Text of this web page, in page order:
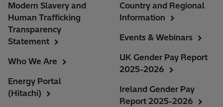
Modern Slavery and
Human Trafficking
Transparency
Statement
Who We Are
Energy Portal
(Hitachi)
Country and Regional
Information
Events & Webinars
UK Gender Pay Report
2025-2026
Ireland Gender Pay
Report 2025-2026